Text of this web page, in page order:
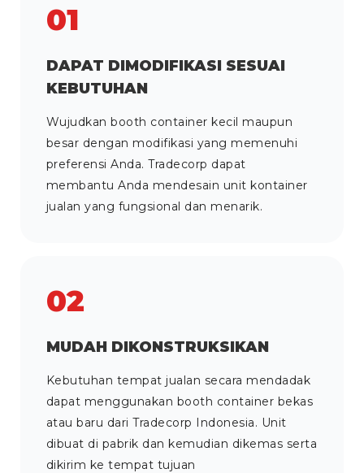
01
DAPAT DIMODIFIKASI SESUAI
KEBUTUHAN
Wujudkan booth container kecil maupun
besar dengan modifikasi yang memenuhi
preferensi Anda. Tradecorp dapat
membantu Anda mendesain unit kontainer
jualan yang fungsional dan menarik.
02
MUDAH DIKONSTRUKSIKAN
Kebutuhan tempat jualan secara mendadak
dapat menggunakan booth container bekas
atau baru dari Tradecorp Indonesia. Unit
dibuat di pabrik dan kemudian dikemas serta
dikirim ke tempat tujuan